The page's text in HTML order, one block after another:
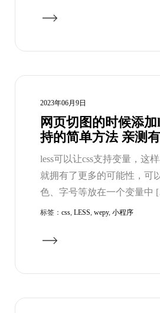
2023年06月9日
网页切图的时候添加
持的简单方法 亲测
less可以让css支持变量，这
就拥有了更多的可能性，可
色、字号等放在一个变量中
标签： css, LESS, wepy, 小程序